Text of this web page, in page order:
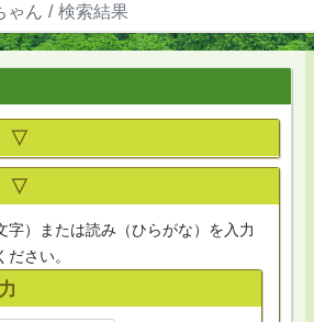
ゃん 検索結果
▽
▽
字）または読み（ひらがな）を入力
ださい。